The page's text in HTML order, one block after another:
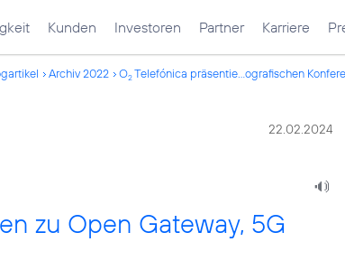
Kunden Investoren Partner Karriere
Archiv 2022 O2Telefónica präsentie...ografischen
22.02.2024
zu Open Gateway, 5G